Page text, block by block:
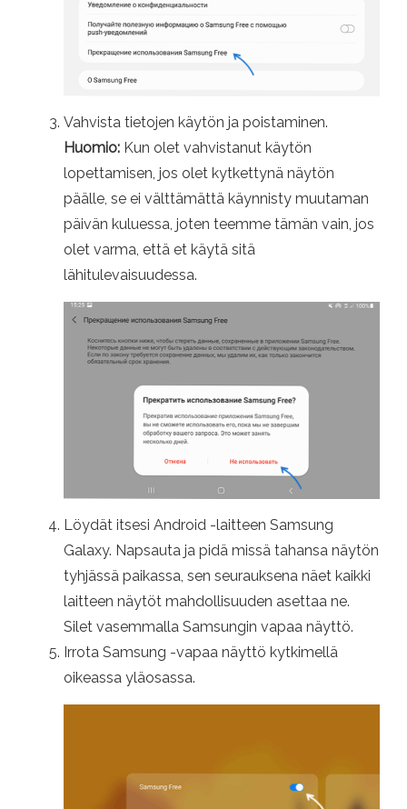
Vahvista tietojen käytön ja poistaminen.
Huomio: Kun olet vahvistanut käytön
lopettamisen, jos olet kytkettynä näytön
päälle, se ei välttämättä käynnisty muutaman
päivän kuluessa, joten teemme tämän vain, jos
olet varma, että et käytä sitä
lähitulevaisuudessa.
Löydät itsesi Android -laitteen Samsung
Galaxy. Napsauta ja pidä missä tahansa näytön
tyhjässä paikassa, sen seurauksena näet kaikki
laitteen näytöt mahdollisuuden asettaa ne.
Silet vasemmalla Samsungin vapaa näyttö.
Irrota Samsung -vapaa näyttö kytkimellä
oikeassa yläosassa.